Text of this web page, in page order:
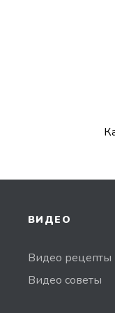
ВИДЕО
Видео рецепты
Видео советы